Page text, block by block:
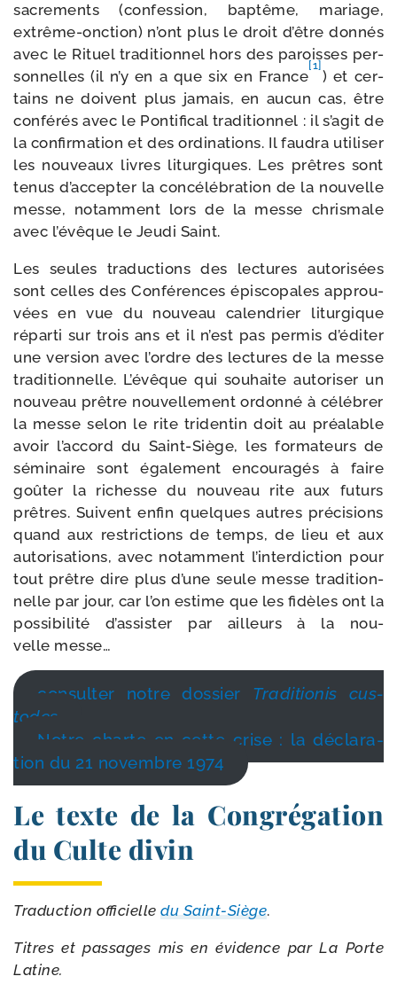
sacre­ments (confes­sion, bap­tême, mariage,
extrême-​onction) n’ont plus le droit d’être don­nés
avec le Rituel tra­di­tion­nel hors des paroisses per­
son­nelles (il n’y en a que six en France
[1]
) et cer­
tains ne doivent plus jamais, en aucun cas, être
confé­rés avec le Pontifical tra­di­tion­nel : il s’a­git de
la confir­ma­tion et des ordi­na­tions. Il fau­dra uti­li­ser
les nou­veaux livres litur­giques. Les prêtres sont
tenus d’ac­cep­ter la concé­lé­bra­tion de la nou­velle
messe, notam­ment lors de la messe chris­male
avec l’é­vêque le Jeudi Saint.
Les seules tra­duc­tions des lec­tures auto­ri­sées
sont celles des Conférences épis­co­pales approu­
vées en vue du nou­veau calen­drier litur­gique
répar­ti sur trois ans et il n’est pas per­mis d’é­di­ter
une ver­sion avec l’ordre des lec­tures de la messe
tra­di­tion­nelle. L’évêque qui sou­haite auto­ri­ser un
nou­veau prêtre nou­vel­le­ment ordon­né à célé­brer
la messe selon le rite tri­den­tin doit au préa­lable
avoir l’ac­cord du Saint-​Siège, les for­ma­teurs de
sémi­naire sont éga­le­ment encou­ra­gés à faire
goû­ter la richesse du nou­veau rite aux futurs
prêtres. Suivent enfin quelques autres pré­ci­sions
quand aux res­tric­tions de temps, de lieu et aux
auto­ri­sa­tions, avec notam­ment l’in­ter­dic­tion pour
tout prêtre dire plus d’une seule messe tra­di­tion­
nelle par jour, car l’on estime que les fidèles ont la
pos­si­bi­li­té d’as­sis­ter par ailleurs à la nou­
velle messe…
consul­ter notre dos­sier Traditionis cus­
todes
Notre charte en cette crise : la décla­ra­
tion du 21 novembre 1974
Le texte de la Congrégation
du Culte divin
Traduction offi­cielle du Saint-​Siège.
Titres et pas­sages mis en évi­dence par La Porte
Latine.